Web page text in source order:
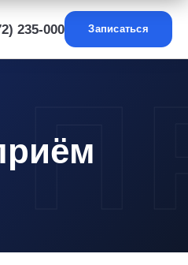
235-000 Записаться